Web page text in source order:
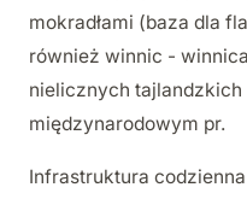
mokradłami (baza dla
również winnic -
nielicznych
międzynarodowym pr.
Infrastruktura